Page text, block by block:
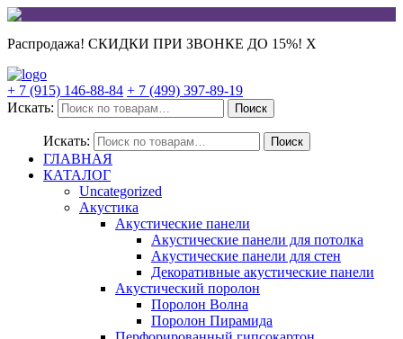
Распродажа! СКИДКИ ПРИ ЗВОНКЕ ДО 15%! X
+ 7 (915) 146-88-84 + 7 (499) 397-89-19
Искать:
Поиск
Искать: Поиск
ГЛАВНАЯ
КАТАЛОГ
Uncategorized
Акустика
Акустические панели
Акустические панели для потолка
Акустические панели для стен
Декоративные акустические панели
Акустический поролон
Поролон Волна
Поролон Пирамида